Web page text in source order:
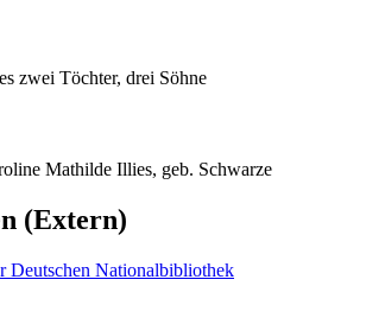
zwei Töchter, drei Söhne
Mathilde Illies, geb. Schwarze
(Extern)
Deutschen Nationalbibliothek